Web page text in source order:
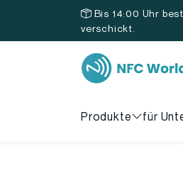
Bis 14:00 Uhr
verschickt.
Produkte für